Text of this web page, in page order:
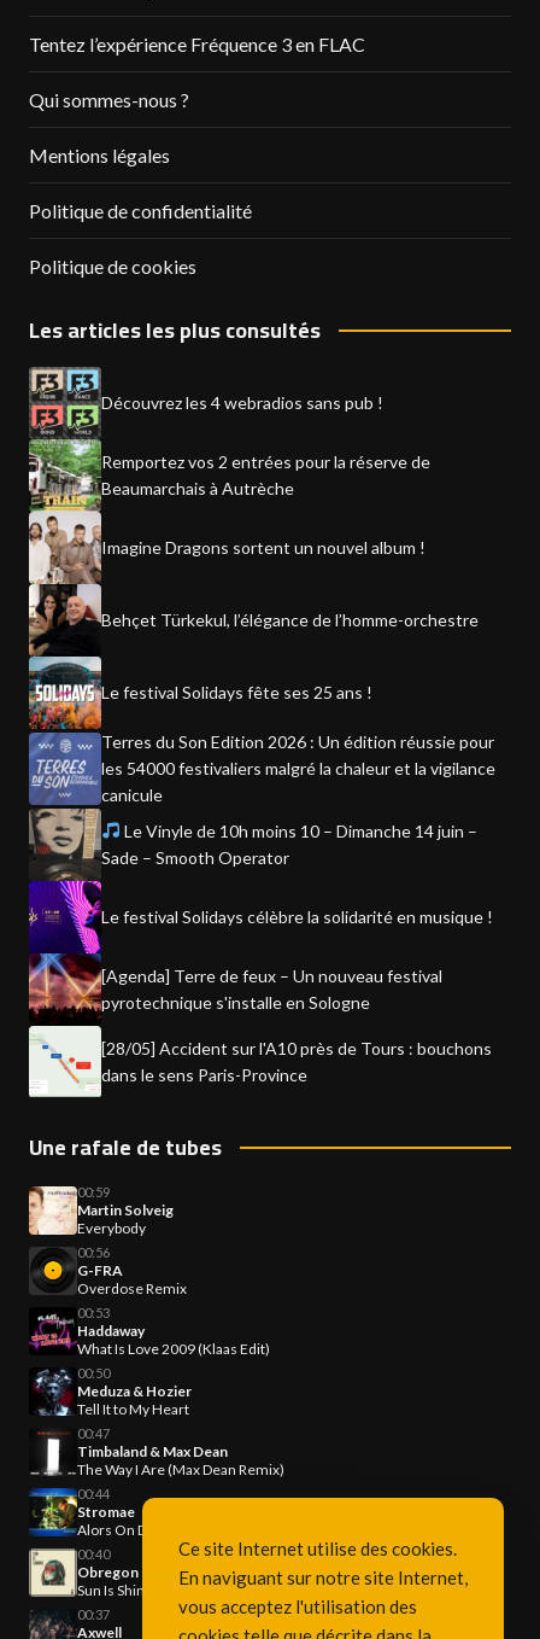
Tentez l’expérience Fréquence 3 en FLAC
Qui sommes-nous ?
Mentions légales
Politique de confidentialité
Politique de cookies
Les articles les plus consultés
Découvrez les 4 webradios sans pub !
Remportez vos 2 entrées pour la réserve de
Beaumarchais à Autrèche
Imagine Dragons sortent un nouvel album !
Behçet Türkekul, l’élégance de l’homme-orchestre
Le festival Solidays fête ses 25 ans !
Terres du Son Edition 2026 : Un édition réussie pour
les 54000 festivaliers malgré la chaleur et la vigilance
canicule
Le Vinyle de 10h moins 10 – Dimanche 14 juin –
Sade – Smooth Operator
Le festival Solidays célèbre la solidarité en musique !
[Agenda] Terre de feux – Un nouveau festival
pyrotechnique s'installe en Sologne
[28/05] Accident sur l'A10 près de Tours : bouchons
dans le sens Paris-Province
Une rafale de tubes
00:59
Martin Solveig
Everybody
00:56
G-FRA
Overdose Remix
00:53
Haddaway
What Is Love 2009 (Klaas Edit)
00:50
Meduza & Hozier
Tell It to My Heart
00:47
Timbaland & Max Dean
The Way I Are (Max Dean Remix)
00:44
Stromae
Alors On Danse
00:40
Obregon & Maya
Sun Is Shining
00:37
Axwell
Ce site Internet utilise des cookies.
En naviguant sur notre site Internet,
vous acceptez l'utilisation des